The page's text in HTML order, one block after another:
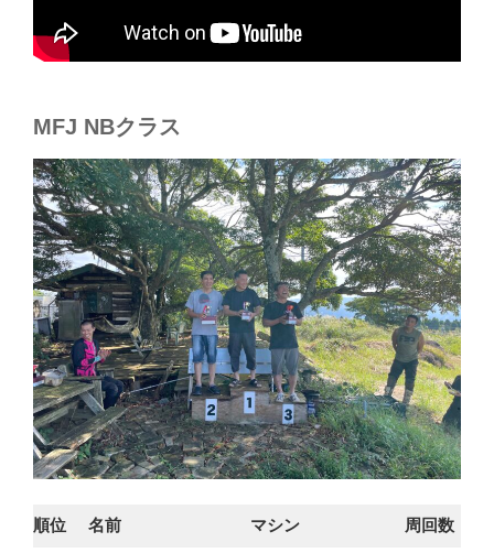
MFJ NBクラス
順位 名前 マシン 周回数